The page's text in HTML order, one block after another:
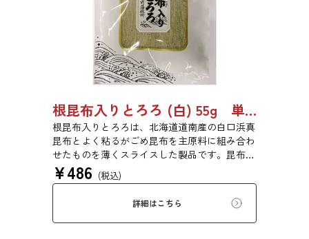
根昆布入りとろろ (白) 55g 単品 5袋 20袋 3429
根昆布入りとろろは、北海道道南産の白口浜真
昆布とよく粘るがごめ昆布を主原料に組み合わ
せたものを薄くスライスした製品です。昆布本
来の風味を存分にご賞味ください。
¥486 (税込)
詳細はこちら